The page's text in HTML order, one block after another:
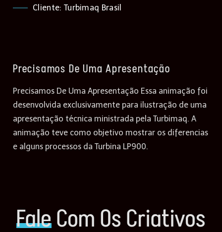
Cliente: Turbimaq Brasil
Precisamos De Uma Apresentação
Precisamos De Uma Apresentação Essa animação foi
desenvolvida exclusivamente para ilustração de uma
apresentação técnica ministrada pela Turbimaq. A
animação teve como objetivo mostrar os diferencias
e alguns processos da Turbina LP900.
Fale Com Os Criativos